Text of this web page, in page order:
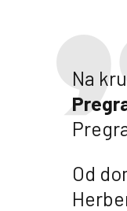
Na
Od